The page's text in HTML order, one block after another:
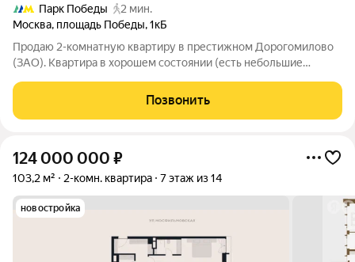
Парк Победы
2 мин.
Москва, площадь Победы,1кБ
Продаю 2-комнатную квартиру в престижном Дорогомилово
(ЗАО). Квартира в хорошем состоянии (есть небольшие
окнах установлены стеклопакеты, на полу паркет и плитка.
Удачная планировка: 2
Позвонить
124 000 000 ₽
103,2 м² 2-комн. квартира 7 этаж из 14
новостройка